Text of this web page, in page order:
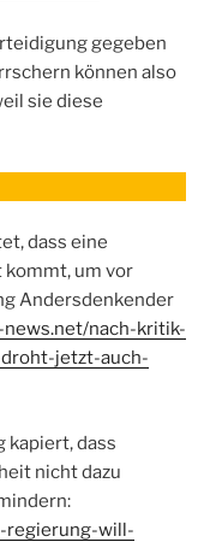
gegeben
können also
sie diese
dass eine
kommt, um vor
Andersdenkender
nach-kritik-
jetzt-auch-
kapiert, dass
nicht dazu
regierung-will-